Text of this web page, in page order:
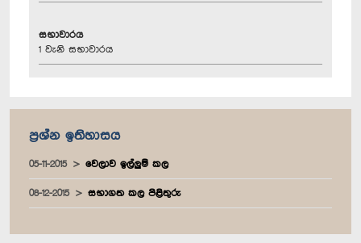
සභාවාරය
1 වැනි සභාවාරය
ප්‍රශ්න ඉතිහාසය
05-11-2015 වෙලාව ඉල්ලුම් කල
08-12-2015 සභාගත කල පිළිතුරු